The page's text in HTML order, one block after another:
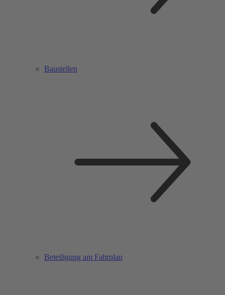
Baustellen
Beteiligung am Fahrplan